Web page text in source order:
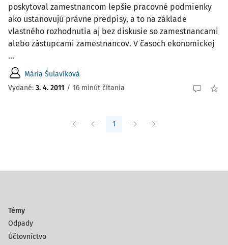
poskytoval zamestnancom lepšie pracovné podmienky
ako ustanovujú právne predpisy, a to na základe
vlastného rozhodnutia aj bez diskusie so zamestnancami
alebo zástupcami zamestnancov. V časoch ekonomickej
...
Mária Šulavíková
Vydané: 3. 4. 2011 / 16 minút čítania
1
Témy
Odpady
Účtovníctvo